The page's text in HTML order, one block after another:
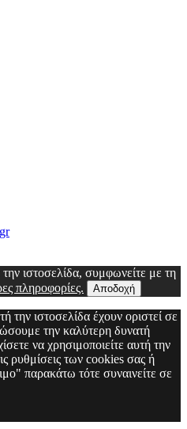
την ιστοσελίδα, συμφωνείτε με τη
πληροφορίες. Αποδοχή
την ιστοσελίδα έχουν οριστεί σε
την καλύτερη δυνατή
να χρησιμοποιείτε αυτή την
ρυθμίσεις των cookies σας ή
παρακάτω τότε συναινείτε σε